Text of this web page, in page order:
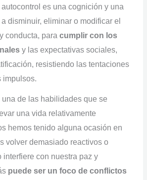
es una cognición y una
disminuir, eliminar o modificar el
conducta, para cumplir con los
y las expectativas sociales,
resistiendo las tentaciones
impulsos.
una de las habilidades que se
una vida relativamente
hemos tenido alguna ocasión en
volver demasiado reactivos o
interfiere con nuestra paz y
puede ser un foco de conflictos